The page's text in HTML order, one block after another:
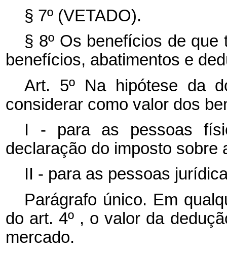
§ 7º (VETADO).
§ 8º Os benefícios de
benefícios, abatimentos e
Art. 5º Na hipótese da
considerar como valor dos
I - para as pessoas
declaração do imposto sobre
II - para as pessoas
Parágrafo único. Em
do art. 4º , o valor da
mercado.